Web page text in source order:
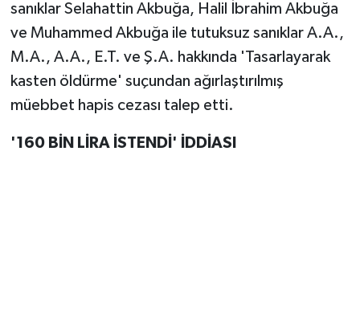
sanıklar Selahattin Akbuğa, Halil İbrahim Akbuğa
ve Muhammed Akbuğa ile tutuksuz sanıklar A.A.,
M.A., A.A., E.T. ve Ş.A. hakkında 'Tasarlayarak
kasten öldürme' suçundan ağırlaştırılmış
müebbet hapis cezası talep etti.
'160 BİN LİRA İSTENDİ' İDDİASI